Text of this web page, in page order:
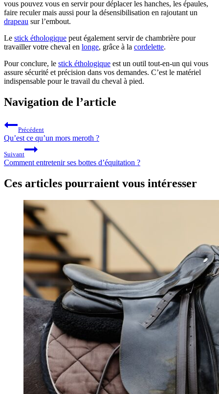
vous pouvez vous en servir pour déplacer les hanches, les épaules,
faire reculer mais aussi pour la désensibilisation en rajoutant un
drapeau sur l’embout.
Le stick éthologique peut également servir de chambrière pour
travailler votre cheval en longe, grâce à la cordelette.
Pour conclure, le stick éthologique est un outil tout-en-un qui vous
assure sécurité et précision dans vos demandes. C’est le matériel
indispensable pour le travail du cheval à pied.
Navigation de l’article
Précédent
Qu’est ce qu’un mors meroth ?
Suivant
Comment entretenir ses bottes d’équitation ?
Ces articles pourraient vous intéresser